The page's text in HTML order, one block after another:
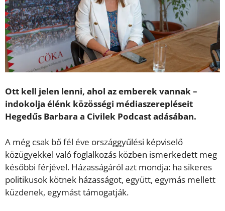
Ott kell jelen lenni, ahol az emberek vannak –
indokolja élénk közösségi médiaszerepléseit
Hegedűs Barbara a Civilek Podcast adásában.
A még csak bő fél éve országgyűlési képviselő
közügyekkel való foglalkozás közben ismerkedett meg
későbbi férjével. Házasságáról azt mondja: ha sikeres
politikusok kötnek házasságot, együtt, egymás mellett
küzdenek, egymást támogatják.